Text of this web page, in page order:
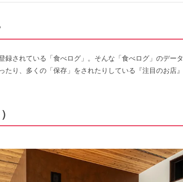
録されている「食べログ」。そんな「食べログ」のデー
たり、多くの「保存」をされたりしている『注目のお店